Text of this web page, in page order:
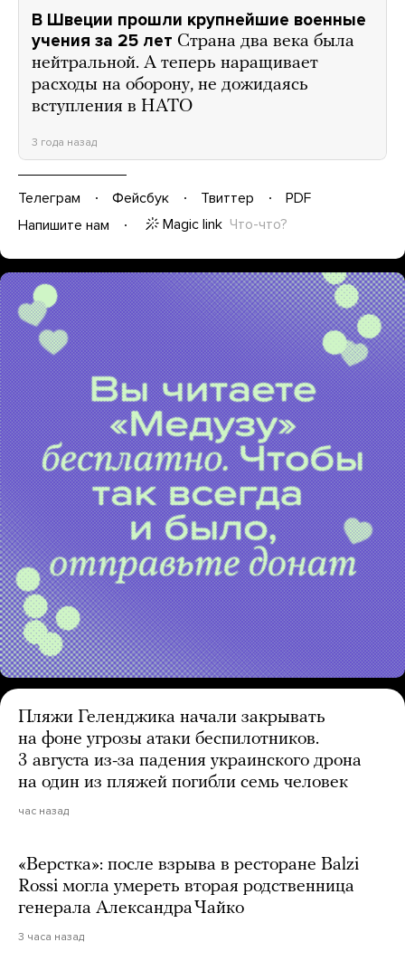
В Швеции прошли крупнейшие военные
учения за 25 лет Страна два века была
нейтральной. А теперь наращивает
расходы на оборону, не дожидаясь
вступления в НАТО
3 года назад
Телеграм Фейсбук Твиттер
PDF
Напишите нам
Magic link Что-что?
Пляжи Геленджика начали закрывать
на фоне угрозы атаки беспилотников.
3 августа из-за падения украинского дрона
на один из пляжей погибли семь человек
час назад
«Верстка»: после взрыва в ресторане Balzi
Rossi могла умереть вторая родственница
генерала Александра Чайко
3 часа назад